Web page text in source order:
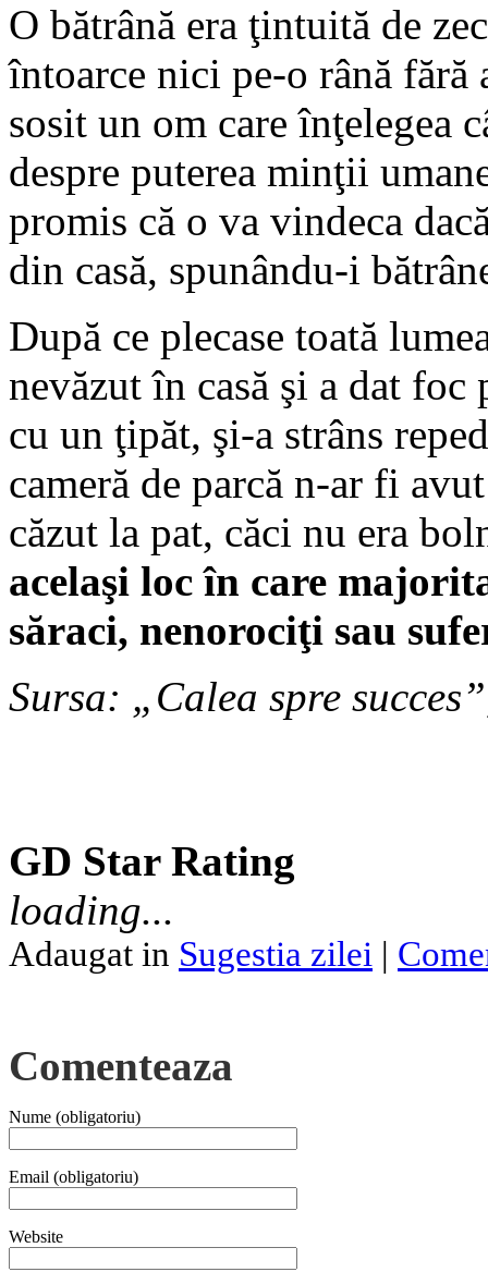
O bătrână era ţintuită de
întoarce nici pe-o rână
sosit un om care înţelegea
despre puterea minţii
promis că o va vindeca
din casă, spunându-i
După ce plecase toată
nevăzut în casă şi a dat
cu un ţipăt, şi-a strâns
cameră de parcă n-ar fi
căzut la pat, căci nu era
acelaşi loc în care
săraci, nenorociţi sau
Sursa: „Calea spre
GD Star Rating
loading...
Adaugat in Sugestia zilei |
Comenteaza
Nume (obligatoriu)
Email (obligatoriu)
Website